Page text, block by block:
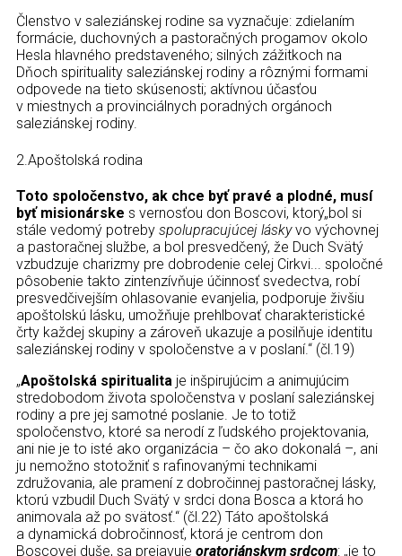
Členstvo v saleziánskej rodine sa vyznačuje: zdielaním
formácie, duchovných a pastoračných progamov okolo
Hesla hlavného predstaveného; silných zážitkoch na
Dňoch spirituality saleziánskej rodiny a rôznými formami
odpovede na tieto skúsenosti; aktívnou účasťou
v miestnych a provinciálnych poradných orgánoch
saleziánskej rodiny.
2.Apoštolská rodina
Toto spoločenstvo, ak chce byť pravé a plodné, musí
byť misionárske s vernosťou don Boscovi, ktorý„bol si
stále vedomý potreby spolupracujúcej láskyvo výchovnej
a pastoračnej službe, a bol presvedčený, že Duch Svätý
vzbudzuje charizmy pre dobrodenie celej Cirkvi... spoločné
pôsobenie takto zintenzívňuje účinnosť svedectva, robí
presvedčivejším ohlasovanie evanjelia, podporuje živšiu
apoštolskú lásku, umožňuje prehlbovať charakteristické
črty každej skupiny a zároveň ukazuje a posilňuje identitu
saleziánskej rodiny v spoločenstve a v poslaní.“ (čl.19)
„Apoštolská spiritualita je inšpirujúcim a animujúcim
stredobodom života spoločenstva v poslaní saleziánskej
rodiny a pre jej samotné poslanie. Je to totiž
spoločenstvo, ktoré sa nerodí z ľudského projektovania,
ani nie je to isté ako organizácia – čo ako dokonalá –, ani
ju nemožno stotožniť s rafinovanými technikami
združovania, ale pramení z dobročinnej pastoračnej lásky,
ktorú vzbudil Duch Svätý v srdci dona Bosca a ktorá ho
animovala až po svätosť.“ (čl.22) Táto apoštolská
a dynamická dobročinnosť, ktorá je centrom don
Boscovej duše, sa prejavuje oratoriánskym srdcom: „je to